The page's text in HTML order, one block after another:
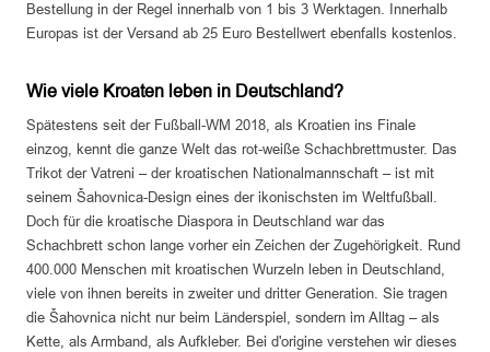
Bestellung in der Regel innerhalb von 1 bis 3 Werktagen. Innerhalb
Europas ist der Versand ab 25 Euro Bestellwert ebenfalls kostenlos.
Wie viele Kroaten leben in Deutschland?
Spätestens seit der Fußball-WM 2018, als Kroatien ins Finale
einzog, kennt die ganze Welt das rot-weiße Schachbrettmuster. Das
Trikot der Vatreni – der kroatischen Nationalmannschaft – ist mit
seinem Šahovnica-Design eines der ikonischsten im Weltfußball.
Doch für die kroatische Diaspora in Deutschland war das
Schachbrett schon lange vorher ein Zeichen der Zugehörigkeit. Rund
400.000 Menschen mit kroatischen Wurzeln leben in Deutschland,
viele von ihnen bereits in zweiter und dritter Generation. Sie tragen
die Šahovnica nicht nur beim Länderspiel, sondern im Alltag – als
Kette, als Armband, als Aufkleber. Bei d'origine verstehen wir dieses